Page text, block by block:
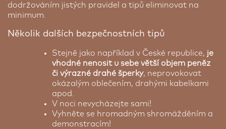
dodržováním jistých pravidel a tipů eliminovat na
minimum.
Několik dalších bezpečnostních tipů
Stejně jako například v České republice, je
vhodné nenosit u sebe větší objem peněz
či výrazné drahé šperky, neprovokovat
okázalým oblečením, drahými kabelkami
apod.
V noci nevycházejte sami!
Vyhněte se hromadným shromážděním a
demonstracím!